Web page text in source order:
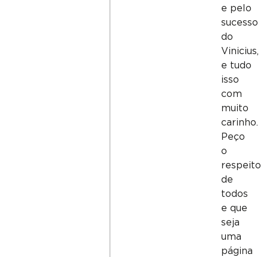
e pelo
sucesso
do
Vinicius,
e tudo
isso
com
muito
carinho.
Peço
o
respeito
de
todos
e que
seja
uma
página